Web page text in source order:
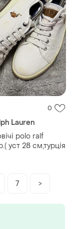
0
Lauren
polo ralf
уст 28 см,турція
7 >